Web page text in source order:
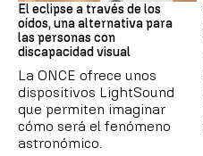
El eclipse a través de los
oídos, una alternativa para
las personas con
discapacidad visual
La ONCE ofrece unos
dispositivos LightSound
que permiten imaginar
cómo será el fenómeno
astronómico.